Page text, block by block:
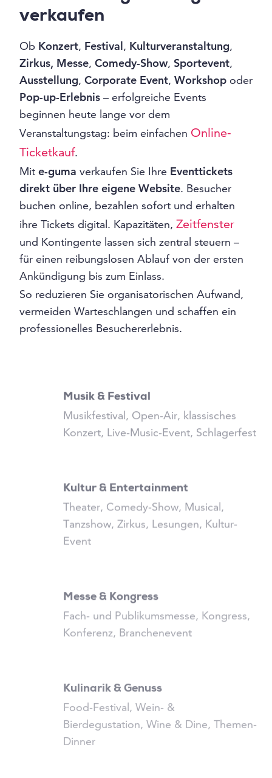
verkaufen
Ob Konzert, Festival, Kulturveranstaltung,
Zirkus, Messe, Comedy-Show, Sportevent,
Ausstellung, Corporate Event, Workshop oder
Pop-up-Erlebnis – erfolgreiche Events
beginnen heute lange vor dem
Veranstaltungstag: beim einfachen Online-
Ticketkauf.
Mit e-guma verkaufen Sie Ihre Eventtickets
direkt über Ihre eigene Website. Besucher
buchen online, bezahlen sofort und erhalten
ihre Tickets digital. Kapazitäten, Zeitfenster
und Kontingente lassen sich zentral steuern –
für einen reibungslosen Ablauf von der ersten
Ankündigung bis zum Einlass.
So reduzieren Sie organisatorischen Aufwand,
vermeiden Warteschlangen und schaffen ein
professionelles Besuchererlebnis.
Musik & Festival
Musikfestival, Open-Air, klassisches
Konzert, Live-Music-Event, Schlagerfest
Kultur & Entertainment
Theater, Comedy-Show, Musical,
Tanzshow, Zirkus, Lesungen, Kultur-
Event
Messe & Kongress
Fach- und Publikumsmesse, Kongress,
Konferenz, Branchenevent
Kulinarik & Genuss
Food-Festival, Wein- &
Bierdegustation, Wine & Dine, Themen-
Dinner